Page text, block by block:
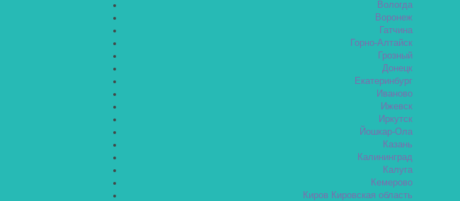
Вологда
Воронеж
Гатчина
Горно-Алтайск
Грозный
Донецк
Екатеринбург
Иваново
Ижевск
Иркутск
Йошкар-Ола
Казань
Калининград
Калуга
Кемерово
Киров Кировская область